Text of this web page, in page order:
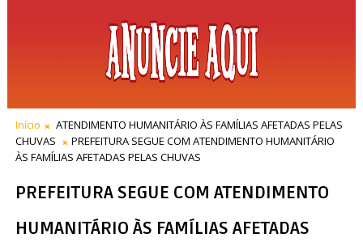
Início
ATENDIMENTO HUMANITÁRIO ÀS FAMÍLIAS AFETADAS PELAS
CHUVAS
PREFEITURA SEGUE COM ATENDIMENTO HUMANITÁRIO
ÀS FAMÍLIAS AFETADAS PELAS CHUVAS
PREFEITURA SEGUE COM ATENDIMENTO
HUMANITÁRIO ÀS FAMÍLIAS AFETADAS